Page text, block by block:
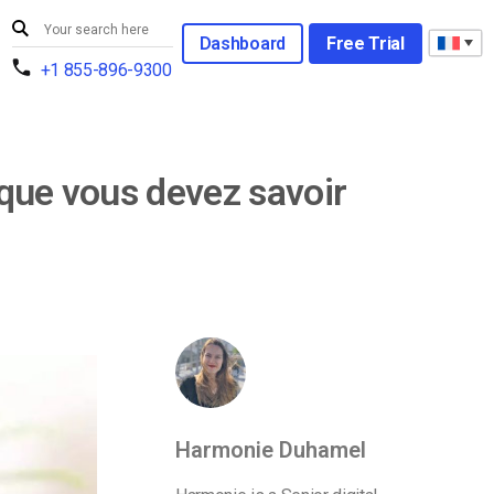
+1 855-896-9300
Dashboard Free Trial
vous devez savoir
Harmonie Duhamel